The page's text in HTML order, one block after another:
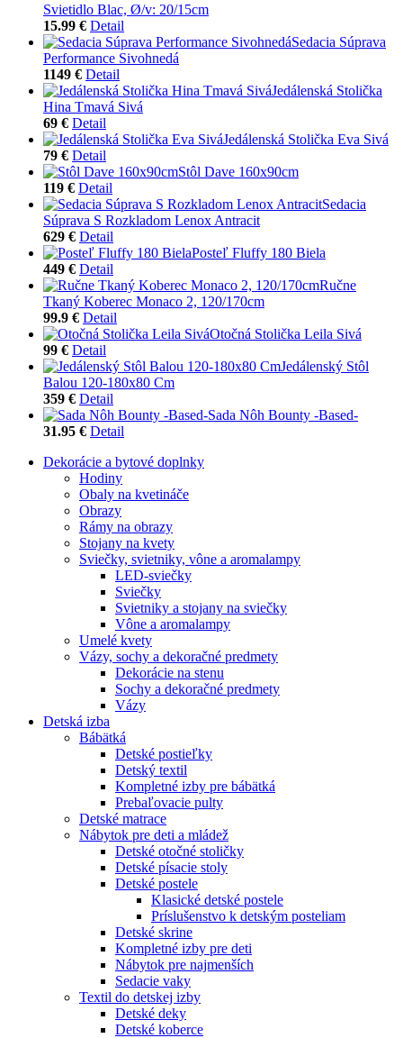
Svietidlo Blac, Ø/v: 20/15cm
15.99 € Detail
Sedacia Súprava
Performance Sivohnedá
1149 € Detail
Jedálenská Stolička
Hina Tmavá Sivá
69 € Detail
Jedálenská Stolička Eva Sivá
79 € Detail
Stôl Dave 160x90cm
119 € Detail
Sedacia
Súprava S Rozkladom Lenox Antracit
629 € Detail
Posteľ Fluffy 180 Biela
449 € Detail
Ručne
Tkaný Koberec Monaco 2, 120/170cm
99.9 € Detail
Otočná Stolička Leila Sivá
99 € Detail
Jedálenský Stôl
Balou 120-180x80 Cm
359 € Detail
Sada Nôh Bounty -Based-
31.95 € Detail
Dekorácie a bytové doplnky
Hodiny
Obaly na kvetináče
Obrazy
Rámy na obrazy
Stojany na kvety
Sviečky, svietniky, vône a aromalampy
LED-sviečky
Sviečky
Svietniky a stojany na sviečky
Vône a aromalampy
Umelé kvety
Vázy, sochy a dekoračné predmety
Dekorácie na stenu
Sochy a dekoračné predmety
Vázy
Detská izba
Bábätká
Detské postieľky
Detský textil
Kompletné izby pre bábätká
Prebaľovacie pulty
Detské matrace
Nábytok pre deti a mládež
Detské otočné stoličky
Detské písacie stoly
Detské postele
Klasické detské postele
Príslušenstvo k detským posteliam
Detské skrine
Kompletné izby pre deti
Nábytok pre najmenších
Sedacie vaky
Textil do detskej izby
Detské deky
Detské koberce